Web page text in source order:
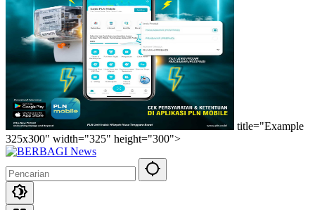
title="Example
325x300" width="325" height="300">